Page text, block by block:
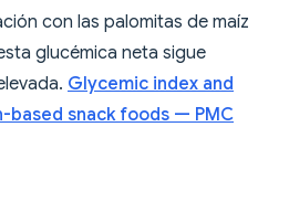
con las palomitas de maíz
glucémica neta sigue
Glycemic index and
based snack foods — PMC